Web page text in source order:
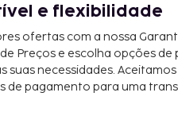
e flexibilidade
ofertas com a nossa
Preços e escolha opções de
suas necessidades.
de pagamento para uma